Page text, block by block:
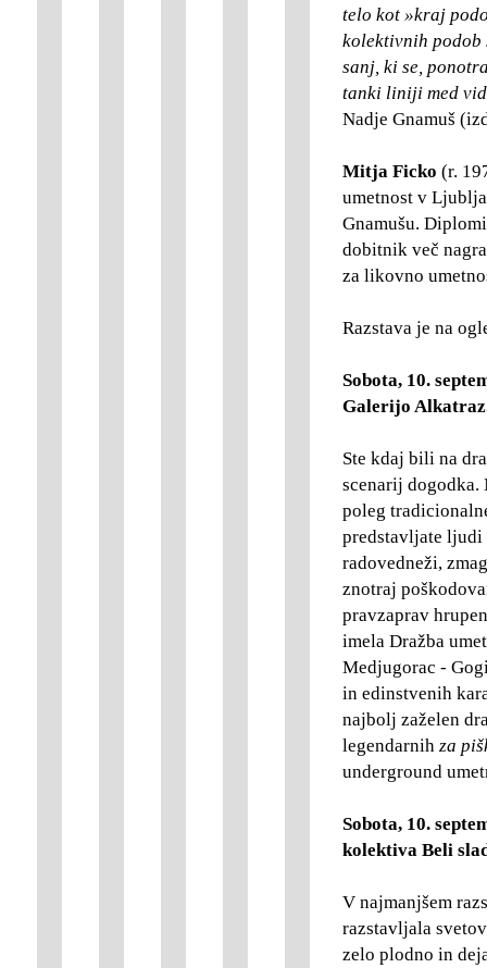
telo kot »kraj
kolektivnih podob
sanj, ki se,
tanki liniji med
Nadje Gnamuš
Mitja Ficko (r.
umetnost v
Gnamušu.
dobitnik več
za likovno
Razstava je na
Sobota, 10.
Galerijo
Ste kdaj bili na
scenarij
poleg
predstavljate
radovedneži,
znotraj
pravzaprav
imela Dražba
Medjugorac -
in edinstvenih
najbolj zaželen
legendarnih za
underground
Sobota, 10.
kolektiva Beli
V najmanjšem
razstavljala
zelo plodno in